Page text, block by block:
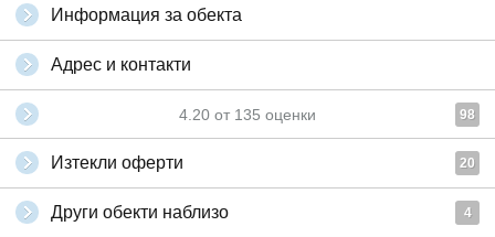
Информация за обекта
Адрес и контакти
4.20 от 135 оценки 98
Изтекли оферти 20
Други обекти наблизо 4